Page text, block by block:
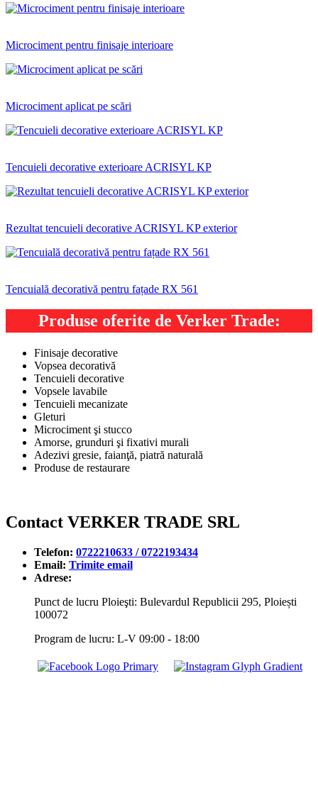
Microciment pentru finisaje interioare
Microciment aplicat pe scări
Tencuieli decorative exterioare ACRISYL KP
Rezultat tencuieli decorative ACRISYL KP exterior
Tencuială decorativă pentru fațade RX 561
Produse oferite de Verker Trade:
Finisaje decorative
Vopsea decorativă
Tencuieli decorative
Vopsele lavabile
Tencuieli mecanizate
Gleturi
Microciment şi stucco
Amorse, grunduri şi fixativi murali
Adezivi gresie, faianţă, piatră naturală
Produse de restaurare
Contact VERKER TRADE SRL
Telefon: 0722210633 / 0722193434
Email: Trimite email
Adrese:
Punct de lucru Ploieşti: Bulevardul Republicii 295, Ploiești
100072
Program de lucru: L-V 09:00 - 18:00